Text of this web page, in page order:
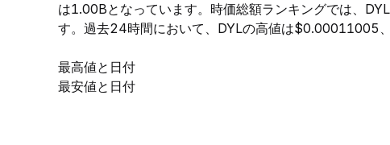
は1.00Bとなっています。時価総額ランキングでは、
す。過去24時間において、DYLの高値は$0.00011005
最高値と日付
最安値と日付